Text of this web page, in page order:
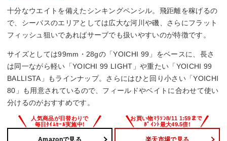
十分なウエイトを備えたシンキングペンシル。飛距離を稼げるの
で、シーバスのエリアとしては広大な河川や磯、さらにフラット
フィッシュ狙いであればサーブでも扱いやすいのが特徴です。
サイズとしては99mm・28gの「YOICHI 99」をベースに、長さ
は同一ながら軽い「YOICHI 99 LIGHT」や重たい「YOICHI 99
BALLISTA」もラインナップ。さらにはひと回り小さい「YOICHI
80」も用意されているので、フィールドやベイトに合わせて使い
分けるのがおすすめです。
Amazonで見る 楽天市場で見る